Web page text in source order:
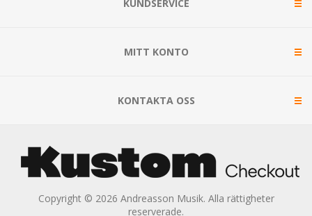
KUNDSERVICE
MITT KONTO
KONTAKTA OSS
Copyright © 2026 Andreasson Musik. Alla rättigheter
reserverade.